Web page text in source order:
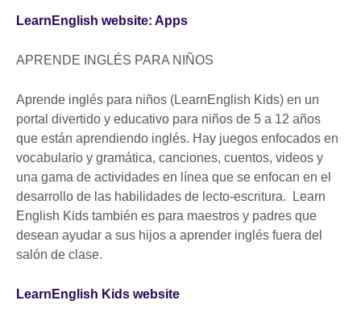
LearnEnglish website: Apps
APRENDE INGLÉS PARA NIÑOS
Aprende inglés para niños (LearnEnglish Kids) en un
portal divertido y educativo para niños de 5 a 12 años
que están aprendiendo inglés. Hay juegos enfocados en
vocabulario y gramática, canciones, cuentos, videos y
una gama de actividades en línea que se enfocan en el
desarrollo de las habilidades de lecto-escritura. Learn
English Kids también es para maestros y padres que
desean ayudar a sus hijos a aprender inglés fuera del
salón de clase.
LearnEnglish Kids website